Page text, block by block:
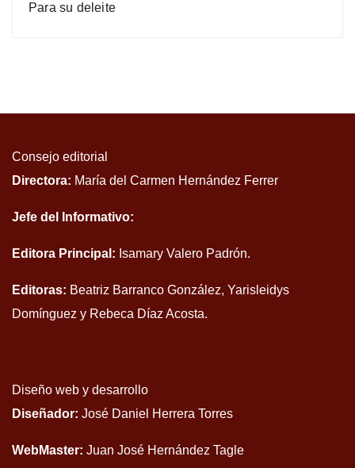
Para su deleite
Consejo editorial
Directora: María del Carmen Hernández Ferrer
Jefe del Informativo:
Editora Principal: Isamary Valero Padrón.
Editoras: Beatriz Barranco González, Yarisleidys
Domínguez y Rebeca Díaz Acosta.
Diseño web y desarrollo
Diseñador: José Daniel Herrera Torres
WebMaster: Juan José Hernández Tagle